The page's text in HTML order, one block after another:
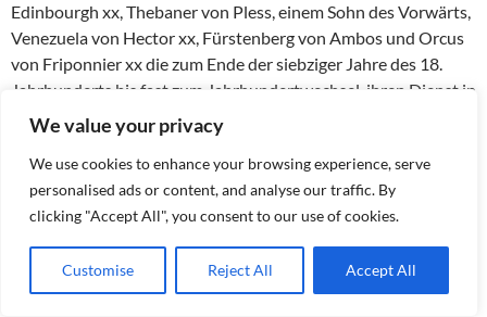
We value your privacy
We use cookies to enhance your browsing experience, serve
personalised ads or content, and analyse our traffic. By
clicking "Accept All", you consent to our use of cookies.
Customise Reject All Accept All
Edinbourgh xx, Thebaner von Pless, einem Sohn des Vorwärts,
Venezuela von Hector xx, Fürstenberg von Ambos und Orcus
von Friponnier xx die zum Ende der siebziger Jahre des 18.
Jahrhunderts bis fast zum Jahrhundertwechsel, ihren Dienst in
der Trakehner Zucht verrichteten und teilweise bis heute,
sogar nicht sollten gehäuft, in den Pedigrees zu finden sind.
Im Jahr 1888 schuf Ökonomierat C. M. Stoeckel innerhalb des
Zentralvereins in Insterburg die Voraussetzungen um ein
„Ostpreußisches Stutbuch“ zu gründen und zu veröffentlichen
und zwei Jahre später, 1890, rechtzeitig zur 1. Allgemeinen
Pferdeausstellung in Berlin erschien der 1. Band des
„Ostpreußischen Stutbuchs für edles Halbblut Trakehner